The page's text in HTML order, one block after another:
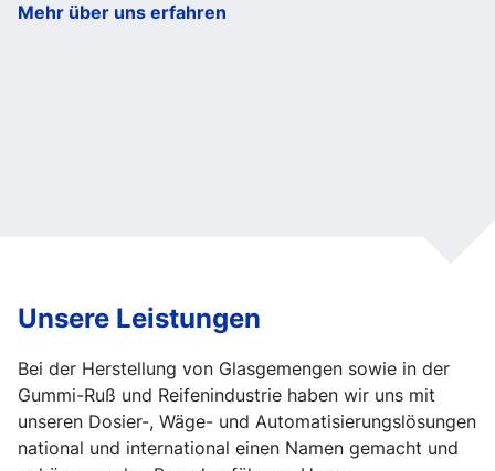
Mehr über uns erfahren
Unsere Leistungen
Bei der Herstellung von Glasgemengen sowie in der
Gummi-Ruß und Reifenindustrie haben wir uns mit
unseren Dosier-, Wäge- und Automatisierungslösungen
national und international einen Namen gemacht und